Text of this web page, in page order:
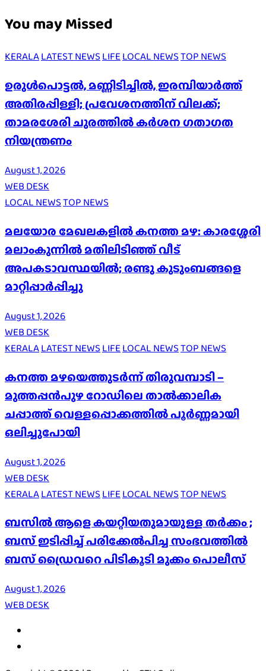
You may Missed
KERALALATEST NEWSLIFELOCAL NEWSTOP NEWS
ഉരുൾപൊട്ടൽ, മണ്ണിടിച്ചിൽ, ഇരമ്പിയാര്‍ത്ത്
അതിരപ്പിള്ളി; പ്രവേശനത്തിന് വിലക്ക്;
താമരശേരി ചുരത്തില്‍ കര്‍ശന ഗതാഗത
നിയന്ത്രണം
August 1, 2026
WEB DESK
LOCAL NEWSTOP NEWS
മലയോര മേഖലകളിൽ കനത്ത മഴ: കാരശ്ശേരി
മലാംകുന്നിൽ മതിലിടിഞ്ഞ് വീട്
അപകടാവസ്ഥയിൽ; രണ്ടു കുടുംബങ്ങളെ
മാറ്റിപ്പാർപ്പിച്ചു
August 1, 2026
WEB DESK
KERALALATEST NEWS LIFE LOCAL NEWSTOP NEWS
കനത്ത മഴയെത്തുടർന്ന് തിരുവമ്പാടി –
മുത്തപ്പൻപുഴ റോഡിലെ താൽക്കാലിക
ചപ്പാത്ത് വെള്ളപ്പൊക്കത്തിൽ പൂർണ്ണമായി
ഒലിച്ചുപോയി
August 1, 2026
WEB DESK
KERALALATEST NEWS LIFE LOCAL NEWSTOP NEWS
ബസിൽ ആളെ കയറ്റിയതുമായുള്ള തർക്കം ;
ബസ് ഇടിപ്പിച്ച് പരിക്കേൽപിച്ച സംഭവത്തിൽ
ബസ് ഡ്രൈവറെ പിടികൂടി മുക്കം പൊലീസ്
August 1, 2026
WEB DESK